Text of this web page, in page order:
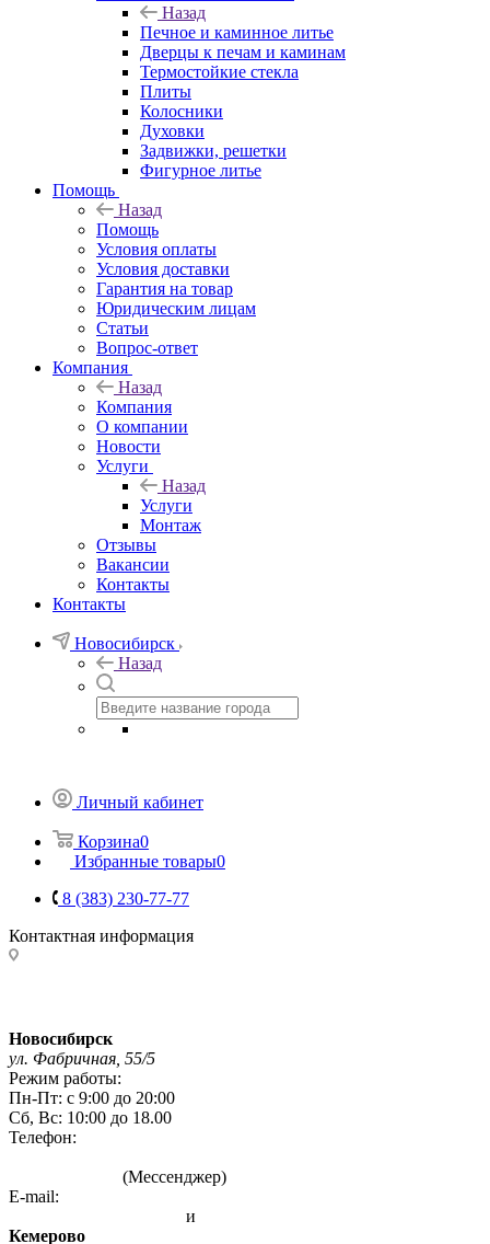
Назад
Печное и каминное литье
Дверцы к печам и каминам
Термостойкие стекла
Плиты
Колосники
Духовки
Задвижки, решетки
Фигурное литье
Помощь
Назад
Помощь
Условия оплаты
Условия доставки
Гарантия на товар
Юридическим лицам
Статьи
Вопрос-ответ
Компания
Назад
Компания
О компании
Новости
Услуги
Назад
Услуги
Монтаж
Отзывы
Вакансии
Контакты
Контакты
Новосибирск
Назад
Личный кабинет
Корзина0
Избранные товары0
8 (383) 230-77-77
Контактная информация
Новосибирск
ул. Фабричная, 55/5
Режим работы:
Пн-Пт: с 9:00 до 20:00
Сб, Вс: 10:00 до 18.00
Телефон:
(Мессенджер)
E-mail:
и
Кемерово